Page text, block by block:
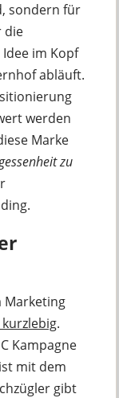
sondern für
die
im Kopf
abläuft.
werden
Marke
zu
Marketing
.
Kampagne
mit dem
gibt